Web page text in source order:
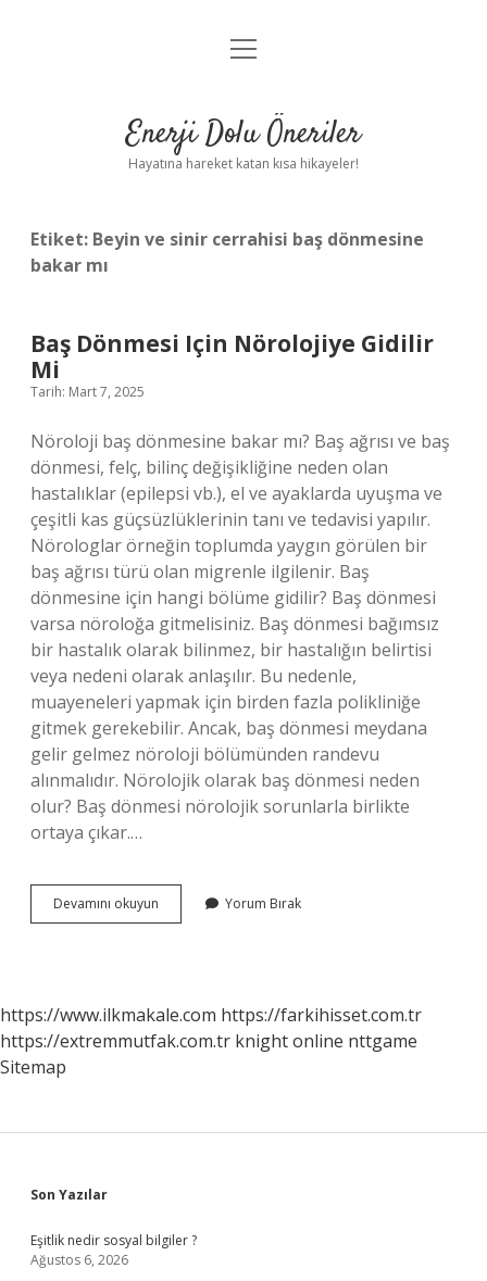
Anasayfa
Yasal Uyarı
menüyü
Enerji Dolu Öneriler
Hayatına hareket katan kısa hikayeler!
Etiket: Beyin ve sinir cerrahisi baş dönmesine
bakar mı
Baş Dönmesi Için Nörolojiye Gidilir
Mi
Tarih: Mart 7, 2025
Nöroloji baş dönmesine bakar mı? Baş ağrısı ve baş
dönmesi, felç, bilinç değişikliğine neden olan
hastalıklar (epilepsi vb.), el ve ayaklarda uyuşma ve
çeşitli kas güçsüzlüklerinin tanı ve tedavisi yapılır.
Nörologlar örneğin toplumda yaygın görülen bir
baş ağrısı türü olan migrenle ilgilenir. Baş
dönmesine için hangi bölüme gidilir? Baş dönmesi
varsa nöroloğa gitmelisiniz. Baş dönmesi bağımsız
bir hastalık olarak bilinmez, bir hastalığın belirtisi
veya nedeni olarak anlaşılır. Bu nedenle,
muayeneleri yapmak için birden fazla polikliniğe
gitmek gerekebilir. Ancak, baş dönmesi meydana
gelir gelmez nöroloji bölümünden randevu
alınmalıdır. Nörolojik olarak baş dönmesi neden
olur? Baş dönmesi nörolojik sorunlarla birlikte
ortaya çıkar.…
Devamını okuyun
Dönmesi
Yorum Bırak
https://www.ilkmakale.com https://farkihisset.com.tr
https://extremmutfak.com.tr knight online nttgame
Sitemap
Sidebar
Son Yazılar
Eşitlik nedir sosyal bilgiler ?
Ağustos 6, 2026